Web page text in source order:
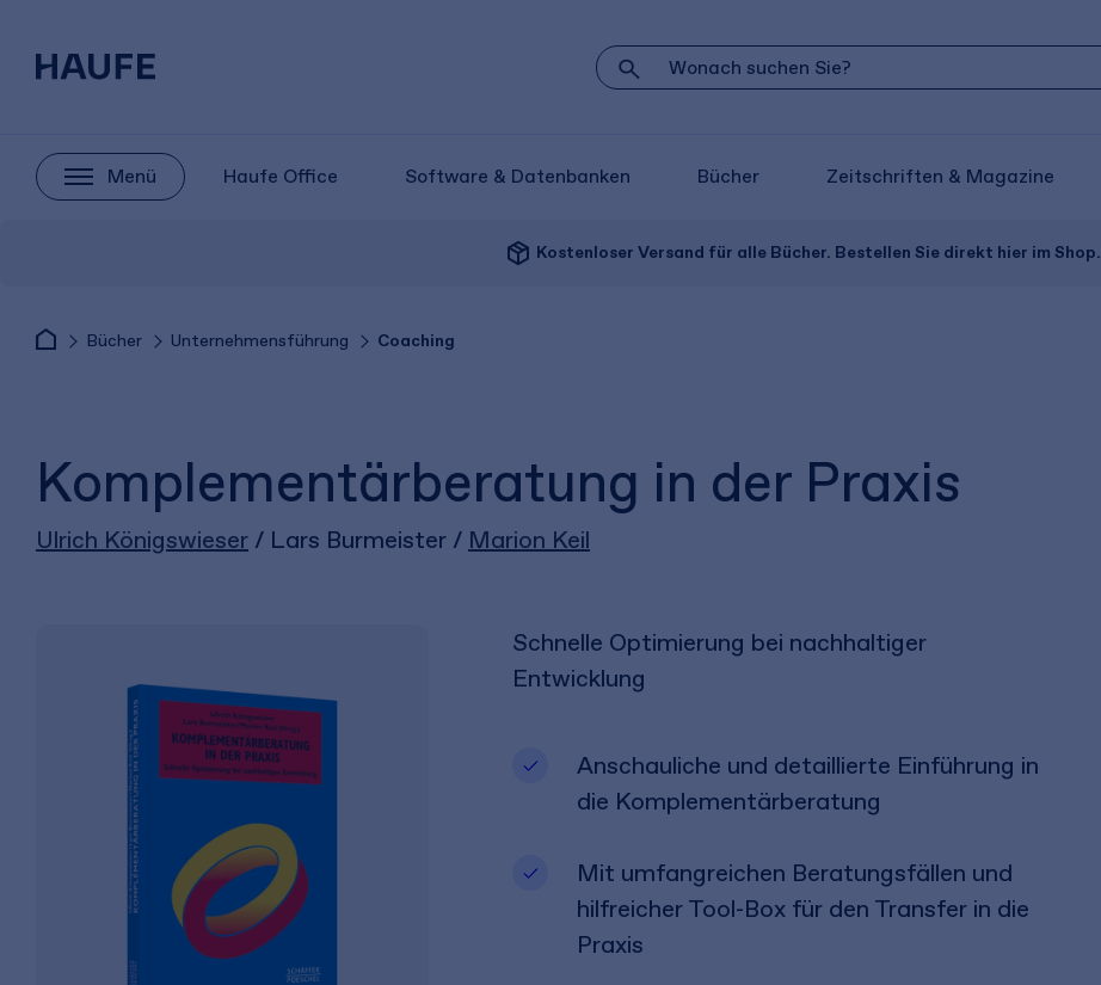
Menü Haufe Office Software & Datenbanken Bücher Zeitschriften & Magazine
package_2 Kostenloser Versand für alle Bücher. Bestellen Sie direkt hier im Shop.
Bücher Unternehmensführung Coaching
Komplementärberatung in der Praxis
Ulrich Königswieser / Lars Burmeister / Marion Keil
Schnelle Optimierung bei nachhaltiger
Entwicklung
Anschauliche und detaillierte Einführung in
die Komplementärberatung
Mit umfangreichen Beratungsfällen und
hilfreicher Tool-Box für den Transfer in die
Praxis